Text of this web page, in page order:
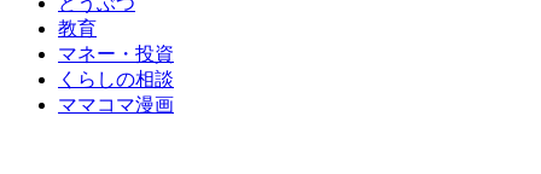
教育
マネー・投資
くらしの相談
ママコマ漫画